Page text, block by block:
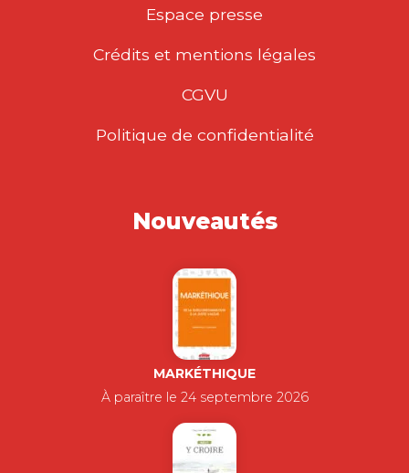
Espace presse
Crédits et mentions légales
CGVU
Politique de confidentialité
Nouveautés
MARKÉTHIQUE
À paraître le 24 septembre 2026